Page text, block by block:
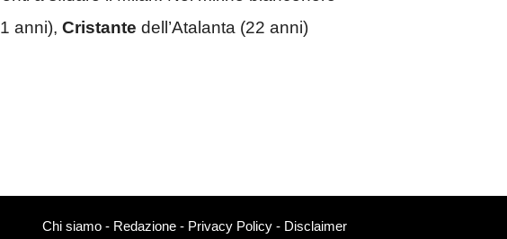
anni), Cristante dell’Atalanta (22 anni)
Chi siamo- Redazione- Privacy Policy- Disclaimer